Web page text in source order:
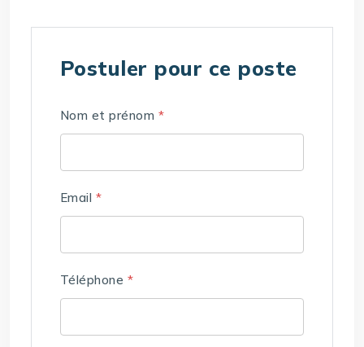
Postuler pour ce poste
Nom et prénom *
Email *
Téléphone *